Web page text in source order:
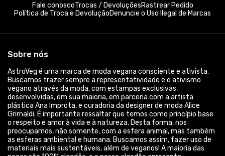
Fale conoscoTrocas / DevoluçõesRastrear Pedido
Política de Troca e DevoluçãoDenuncie o Uso Ilegal de Marcas
Sobre nós
AstroVeg é uma marca de moda vegana consciente e ativista.
Buscamos trazer sempre a representatividade e o ativismo
vegano através da moda, com estampas exclusivas,
desenvolvidas, em sua maioria, em parceria com a artista
plástica Ana Improta, e curadoria da designer de moda Alice
Grimaldi. É importante ressaltar que temos como princípio base
o respeito e amor à vida e à natureza. Desta forma, nos
preocupamos, não somente, com a esfera animal, mas também
as esferas ambiental e humana. Buscamos assim, fazer uso de
materiais mais sustentáveis, além de veganos! A maioria das